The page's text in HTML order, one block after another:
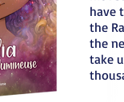
have
the
the
take